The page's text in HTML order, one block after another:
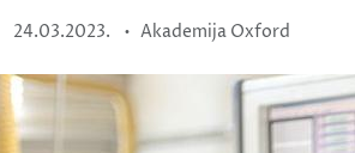
24.03.2023. • Akademija Oxford